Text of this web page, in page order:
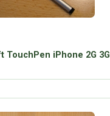
TouchPen iPhone 2G 3G